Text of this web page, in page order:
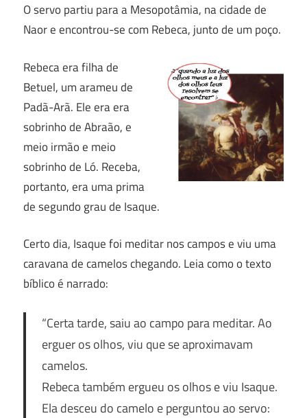
O servo partiu para a Mesopotâmia, na cidade de
Naor e encontrou-se com Rebeca, junto de um poço.
Rebeca era filha de
Betuel, um arameu de
Padã-Arã. Ele era era
sobrinho de Abraão, e
meio irmão e meio
sobrinho de Ló. Receba,
portanto, era uma prima
de segundo grau de Isaque.
Certo dia, Isaque foi meditar nos campos e viu uma
caravana de camelos chegando. Leia como o texto
bíblico é narrado:
“Certa tarde, saiu ao campo para meditar. Ao
erguer os olhos, viu que se aproximavam
camelos.
Rebeca também ergueu os olhos e viu Isaque.
Ela desceu do camelo e perguntou ao servo: